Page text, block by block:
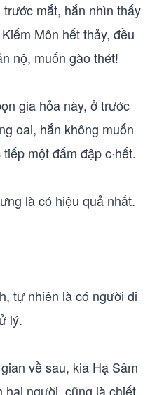
mắt, hắn nhìn thấy
Môn hết thảy, đều
nộ, muốn gào thét!
gia hỏa này, ở trước
oai, hắn không muốn
một đấm đập c·hết.
là có hiệu quả nhất.
tự nhiên là có người đi
lý.
về sau, kia Hạ Sâm
hai người, cũng là chiết